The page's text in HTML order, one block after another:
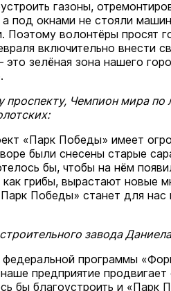
газоны,
под окнами не стояли
Поэтому волонтёры просят
включительно внести
зелёная зона нашего
проспекту, Чемпион мира
«Парк Победы» имеет
были снесены старые
бы, чтобы на нём
грибы, вырастают новые
Победы» станет для нас
завода
программы
предприятие
бы благоустроить и «Парк